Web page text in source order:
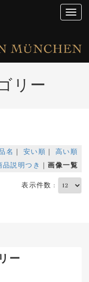
リー
名 安い順
高い順
品説明つき 画像一覧
表示件数 :
ー